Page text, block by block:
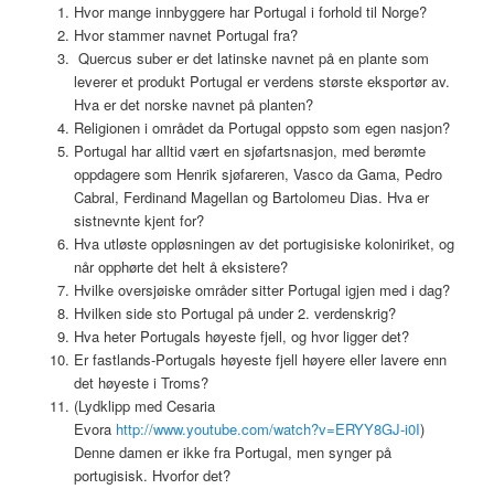
Hvor mange innbyggere har Portugal i forhold til Norge?
Hvor stammer navnet Portugal fra?
Quercus suber er det latinske navnet på en plante som
leverer et produkt Portugal er verdens største eksportør av.
Hva er det norske navnet på planten?
Religionen i området da Portugal oppsto som egen nasjon?
Portugal har alltid vært en sjøfartsnasjon, med berømte
oppdagere som Henrik sjøfareren, Vasco da Gama, Pedro
Cabral, Ferdinand Magellan og Bartolomeu Dias. Hva er
sistnevnte kjent for?
Hva utløste oppløsningen av det portugisiske koloniriket, og
når opphørte det helt å eksistere?
Hvilke oversjøiske områder sitter Portugal igjen med i dag?
Hvilken side sto Portugal på under 2. verdenskrig?
Hva heter Portugals høyeste fjell, og hvor ligger det?
Er fastlands-Portugals høyeste fjell høyere eller lavere enn
det høyeste i Troms?
(Lydklipp med Cesaria
Evora http://www.youtube.com/watch?v=ERYY8GJ-i0I)
Denne damen er ikke fra Portugal, men synger på
portugisisk. Hvorfor det?